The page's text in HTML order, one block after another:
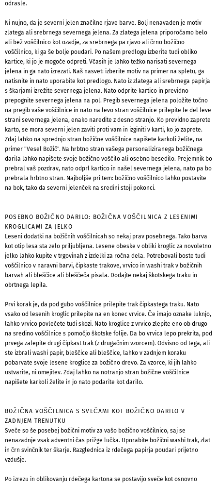
odrasle.
Ni nujno, da je severni jelen značilne rjave barve. Bolj nenavaden je motiv
zlatega ali srebrnega severnega jelena. Za zlatega jelena priporočamo belo
ali bež voščilnico kot ozadje, za srebrnega pa rjavo ali črno božično
voščilnico, ki ga še bolje poudari. Po našem predlogu izberite tudi obliko
kartice, ki jo je mogoče odpreti. Včasih je lahko težko narisati severnega
jelena in ga nato izrezati. Naš nasvet: izberite motiv na primer na spletu, ga
natisnite in nato uporabite kot predlogo. Nato iz zlatega ali srebrnega papirja
s škarjami izrežite severnega jelena. Nato odprite kartico in previdno
prepognite severnega jelena na pol. Pregib severnega jelena položite točno
na pregib vaše voščilnice in nato na levo stran voščilnice prilepite le del leve
strani severnega jelena, enako naredite z desno stranjo. Ko previdno zaprete
karto, se mora severni jelen zaviti proti vam in izginiti v karti, ko jo zaprete.
Zdaj lahko na sprednjo stran božične voščilnice napišete karkoli želite, na
primer "Vesel Božič". Na hrbtno stran vašega personaliziranega božičnega
darila lahko napišete svoje božično voščilo ali osebno besedilo. Prejemnik bo
prebral vaš pozdrav, nato odprl kartico in našel severnega jelena, nato pa bo
prebrala hrbtno stran. Najboljše pri tem: božično voščilnico lahko postavite
na bok, tako da severni jelenček na sredini stoji pokonci.
POSEBNO BOŽIČNO DARILO: BOŽIČNA VOŠČILNICA Z LESENIMI
KROGLICAMI ZA JELKO
Leseni dodatki na božičnih voščilnicah so nekaj prav posebnega. Tako barva
kot otip lesa sta zelo priljubljena. Lesene obeske v obliki kroglic za novoletno
jelko lahko kupite v trgovinah z izdelki za ročna dela. Potrebovali boste tudi
voščilnico v naravni barvi, čipkaste trakove, vrvico in washi trak v božičnih
barvah ali bleščice ali bleščeča pisala. Dodajte nekaj škotskega traku in
obrtnega lepila.
Prvi korak je, da pod gubo voščilnice prilepite trak čipkastega traku. Nato
vsako od lesenih kroglic prilepite na en konec vrvice. Če imajo oznake luknjo,
lahko vrvico povlečete tudi skozi. Nato kroglice z vrvico zlepite eno ob drugo
na sredino voščilnice s pomočjo škotske folije. Da bo vrvica lepo prekrita, pod
prvega zalepite drugi čipkast trak (z drugačnim vzorcem). Odvisno od tega, ali
ste izbrali washi papir, bleščice ali bleščice, lahko v zadnjem koraku
pobarvate svoje lesene kroglice za božično drevo. Za vzorce, ki jih lahko
ustvarite, ni omejitev. Zdaj lahko na notranjo stran božične voščilnice
napišete karkoli želite in jo nato podarite kot darilo.
BOŽIČNA VOŠČILNICA S SVEČAMI KOT BOŽIČNO DARILO V
ZADNJEM TRENUTKU
Sveče so še posebej božični motiv za vašo božično voščilnico, saj se
nenazadnje vsak adventni čas prižge lučka. Uporabite božični washi trak, zlat
in črn svinčnik ter škarje. Razglednica iz rdečega papirja poudari prijetno
vzdušje.
Po izrezu in oblikovanju rdečega kartona se postavijo sveče kot osnovno